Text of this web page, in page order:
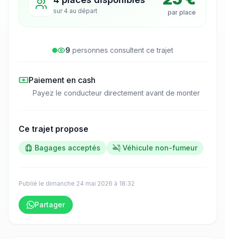
sur 4 au départ par place
9 personnes consultentce trajet
Paiement en cash
Payez le conducteur directement avant de monter
Ce trajet propose
Bagages acceptés Véhicule non-fumeur
Publié le dimanche 24 mai 2026 à 18:32
Partager